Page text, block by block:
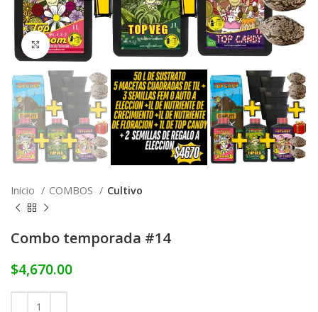
Click to enlarge
Inicio COMBOS Cultivo
Combo temporada #14
$4,670.00